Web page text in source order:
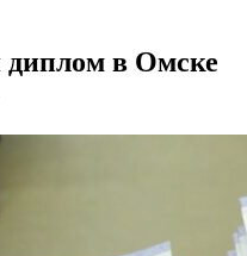
диплом в Омске